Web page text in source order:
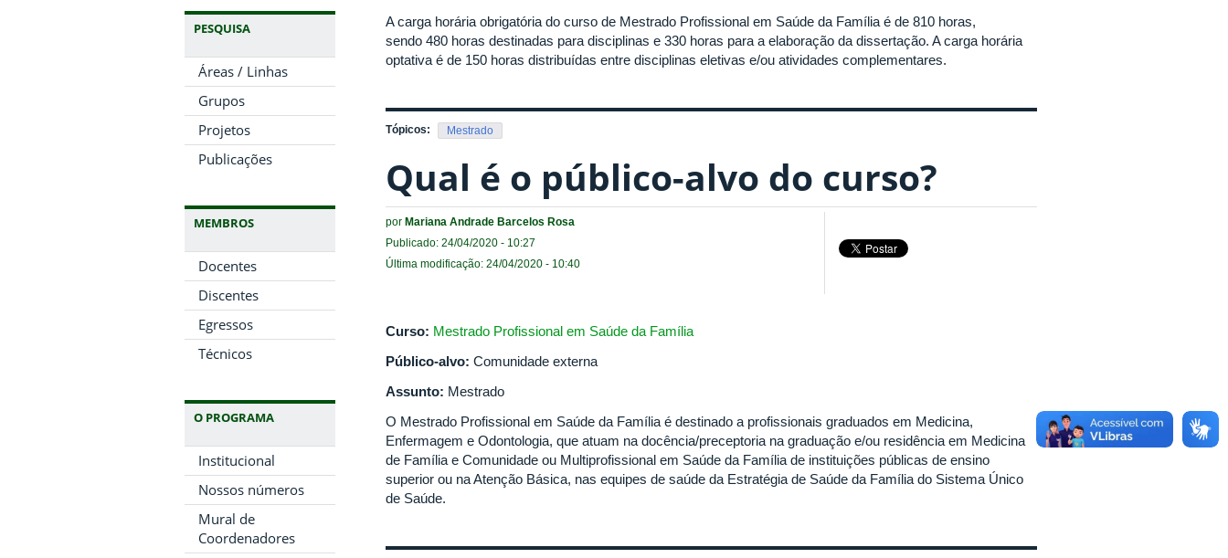
PESQUISA
Áreas / Linhas
Grupos
Projetos
Publicações
MEMBROS
Docentes
Discentes
Egressos
Técnicos
O PROGRAMA
Institucional
Nossos números
Mural de
Coordenadores
A carga horária obrigatória do curso de Mestrado Profissional em Saúde da Família é de 810 horas,
sendo 480 horas destinadas para disciplinas e 330 horas para a elaboração da dissertação. A carga horária
optativa é de 150 horas distribuídas entre disciplinas eletivas e/ou atividades complementares.
Tópicos: Mestrado
Qual é o público-alvo do curso?
por Mariana Andrade Barcelos Rosa
Publicado: 24/04/2020 - 10:27
Última modificação: 24/04/2020 - 10:40
Curso: Mestrado Profissional em Saúde da Família
Público-alvo: Comunidade externa
Assunto: Mestrado
O Mestrado Profissional em Saúde da Família é destinado a profissionais graduados em Medicina,
Enfermagem e Odontologia, que atuam na docência/preceptoria na graduação e/ou residência em Medicina
de Família e Comunidade ou Multiprofissional em Saúde da Família de instituições públicas de ensino
superior ou na Atenção Básica, nas equipes de saúde da Estratégia de Saúde da Família do Sistema Único
de Saúde.